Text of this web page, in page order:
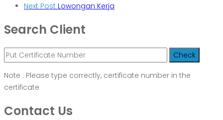
Next Post Lowongan Kerja
Search Client
Note : Please type correctly, certificate number in the
certificate
Contact Us